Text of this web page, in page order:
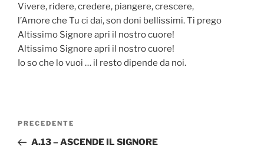
Vivere, ridere, credere, piangere, crescere,
l’Amore che Tu ci dai, son doni bellissimi. Ti prego
Altissimo Signore apri il nostro cuore!
Altissimo Signore apri il nostro cuore!
Io so che lo vuoi … il resto dipende da noi.
Navigazione
Articolo
precedente:
PRECEDENTE
A.13 – ASCENDE IL SIGNORE